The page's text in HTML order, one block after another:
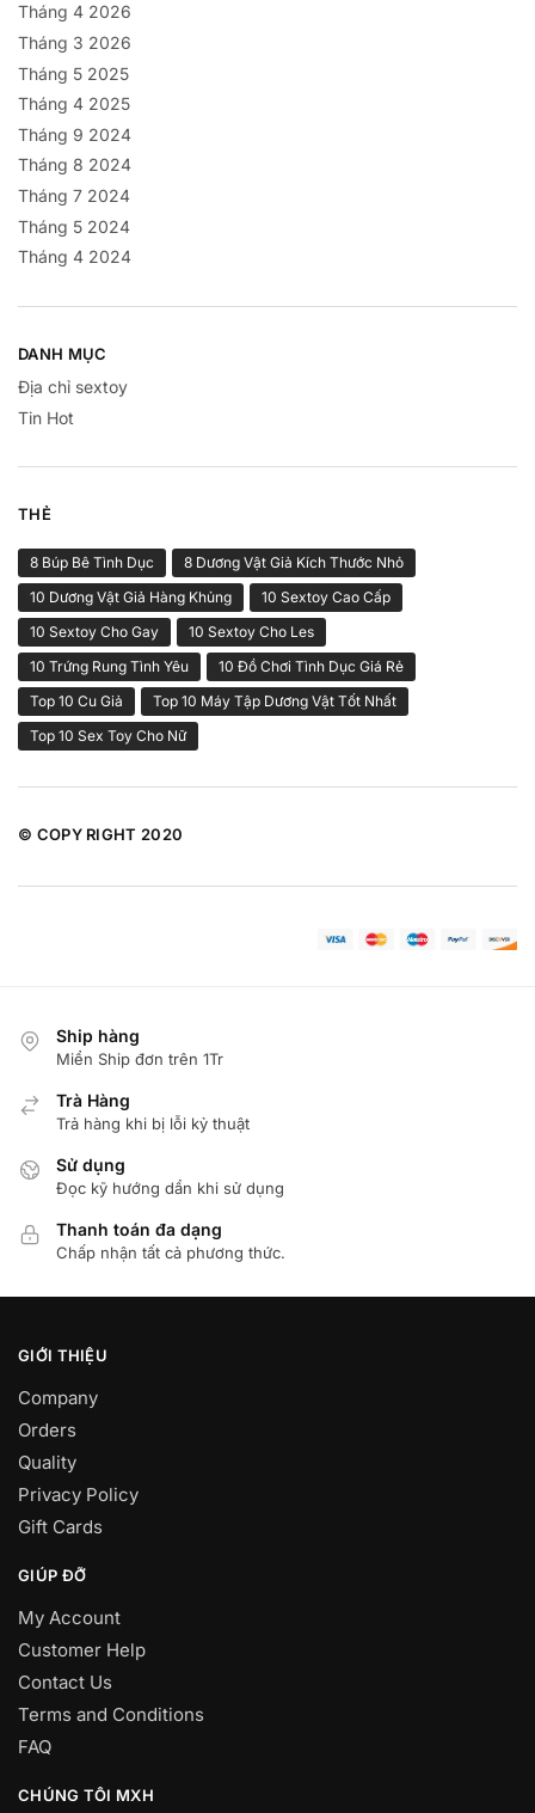
Tháng 4 2026
Tháng 3 2026
Tháng 5 2025
Tháng 4 2025
Tháng 9 2024
Tháng 8 2024
Tháng 7 2024
Tháng 5 2024
Tháng 4 2024
DANH MỤC
Địa chỉ sextoy
Tin Hot
THẺ
8 Búp Bê Tình Dục
8 Dương Vật Giả Kích Thước Nhỏ
10 Dương Vật Giả Hàng Khủng
10 Sextoy Cao Cấp
10 Sextoy Cho Gay
10 Sextoy Cho Les
10 Trứng Rung Tình Yêu
10 Đồ Chơi Tình Dục Giá Rẻ
Top 10 Cu Giả
Top 10 Máy Tập Dương Vật Tốt Nhất
Top 10 Sex Toy Cho Nữ
© COPY RIGHT 2020
Ship hàng
Miển Ship đơn trên 1Tr
Trà Hàng
Trả hàng khi bị lỗi kỷ thuật
Sử dụng
Đọc kỹ hướng dẩn khi sử dụng
Thanh toán đa dạng
Chấp nhận tất cả phương thức.
GIỚI THIỆU
Company
Orders
Quality
Privacy Policy
Gift Cards
GIÚP ĐỠ
My Account
Customer Help
Contact Us
Terms and Conditions
FAQ
CHÚNG TÔI MXH